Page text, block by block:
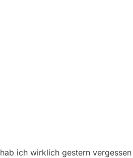
hab ich wirklich gestern